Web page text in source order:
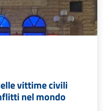
vittime civili
nel mondo